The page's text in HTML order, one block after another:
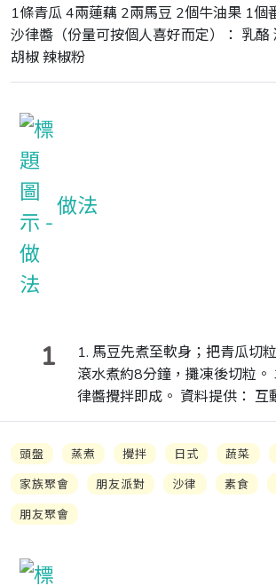
1條青瓜 4兩蓮藕 2兩馬豆 2個牛油果 1個
沙律醬（份量可按個人喜好而定）： 乳酪
胡椒 辣椒粉
做法
1
1. 馬豆先煮至軟身；把青瓜切
滾水煮約8分鐘，攤凍後切粒。
律醬攪拌即成。 資料提供： 互
頭盤 蒸煮 攪拌 日式 蔬菜
家族聚會
朋友派對 沙律 素食
朋友聚會